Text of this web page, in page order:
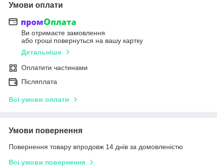
Умови оплати
Ви отримаєте замовлення
або гроші повернуться на вашу картку
Детальніше
Оплатити частинами
Післяплата
Всі умови оплати
Умови повернення
Повернення товару впродовж 14 днів за домовленістю
Всі умови повернення